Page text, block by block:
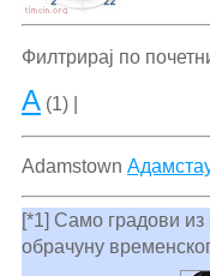
Филтрирај по
A(1) |
Adamstown
[*1] Само градови из
обрачуну